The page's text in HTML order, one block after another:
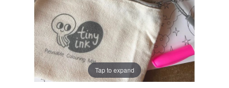
Tap to expand